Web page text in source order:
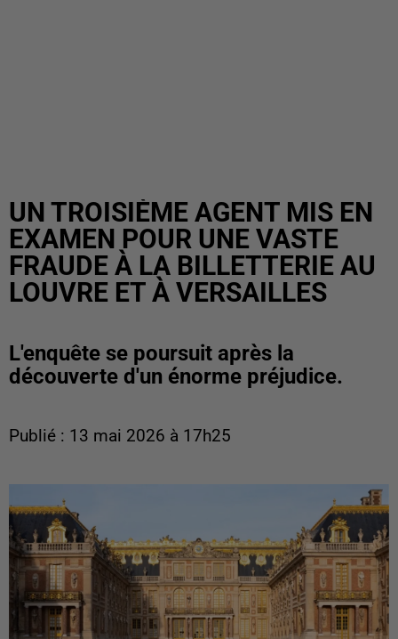
UN TROISIÈME AGENT MIS EN
EXAMEN POUR UNE VASTE
FRAUDE À LA BILLETTERIE AU
LOUVRE ET À VERSAILLES
L'enquête se poursuit après la
découverte d'un énorme préjudice.
Publié : 13 mai 2026 à 17h25